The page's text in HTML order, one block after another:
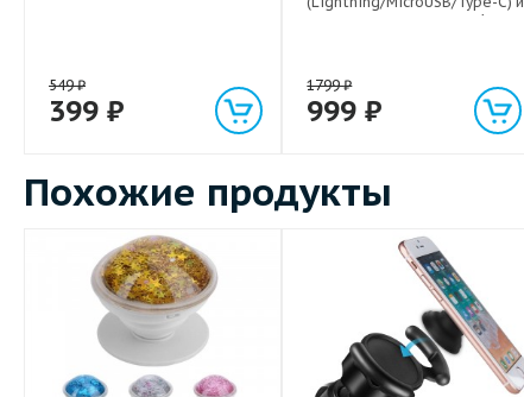
549₽
399 ₽
световым индикатором 1м
1799₽
999₽
Похожие продукты